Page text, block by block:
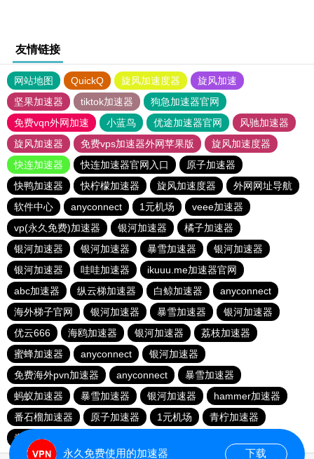
友情链接
网站地图 QuickQ 旋风加速度器
旋风加速
坚果加速器
tiktok加速器
狗急加速器官网
免费vqn外网加速
小蓝鸟 优途加速器官网
风驰加速器
旋风加速器
免费vps加速器外网苹果版
旋风加速度器
快连加速器
快连加速器官网入口
原子加速器
快鸭加速器
快柠檬加速器 旋风加速度器
外网网址导航
软件中心
anyconnect 1元机场
veee加速器
vp(永久免费)加速器
银河加速器
橘子加速器
银河加速器
银河加速器 暴雪加速器
银河加速器
银河加速器
哇哇加速器
ikuuu.me加速器官网
abc加速器
纵云梯加速器 白鲸加速器
anyconnect
海外梯子官网
银河加速器 暴雪加速器
银河加速器
优云666
海鸥加速器 银河加速器
荔枝加速器
蜜蜂加速器
anyconnect
银河加速器
免费海外pvn加速器
anyconnect
暴雪加速器
蚂蚁加速器
暴雪加速器 银河加速器
hammer加速器
番石榴加速器
原子加速器 1元机场
青柠加速器
青柠加速器
永久免费使用的加速器 下载